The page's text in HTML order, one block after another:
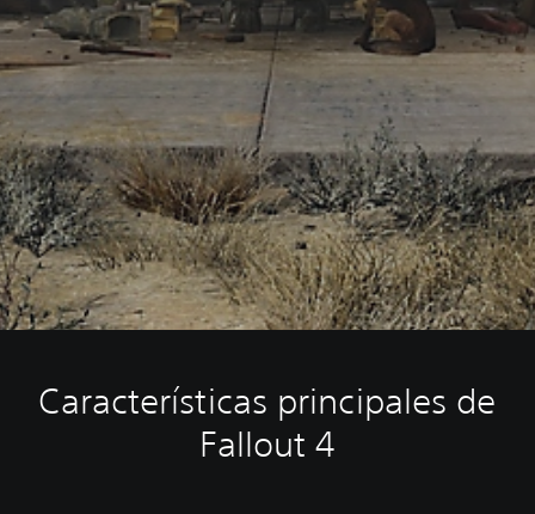
Características principales de
Fallout 4